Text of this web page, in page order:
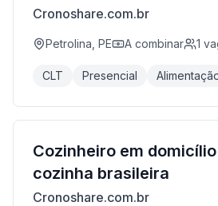
Cronoshare.com.br
Petrolina, PE A combinar 1
CLT Presencial
Cozinheiro em
cozinha brasileira
Cronoshare.com.br